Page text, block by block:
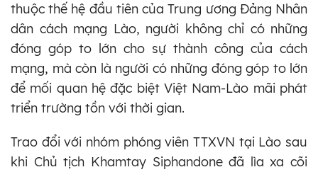
thuộc thế hệ đầu tiên của Trung ương Đảng Nhân
dân cách mạng Lào, người không chỉ có những
đóng góp to lớn cho sự thành công của cách
mạng, mà còn là người có những đóng góp to lớn
để mối quan hệ đặc biệt Việt Nam-Lào mãi phát
triển trường tồn với thời gian.
Trao đổi với nhóm phóng viên TTXVN tại Lào sau
khi Chủ tịch Khamtay Siphandone đã lìa xa cõi